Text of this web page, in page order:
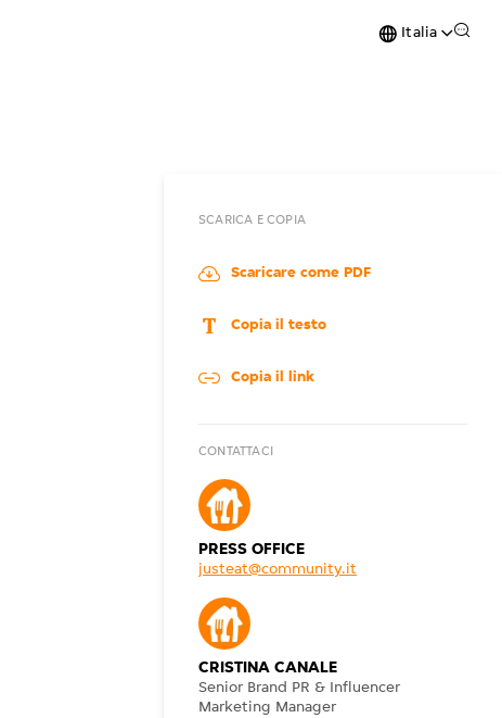
Italia
SCARICA E COPIA
Scaricare come PDF
Copia il testo
Copia il link
CONTATTACI
PRESS OFFICE
justeat@community.it
CRISTINA CANALE
Senior Brand PR & Influencer
Marketing Manager